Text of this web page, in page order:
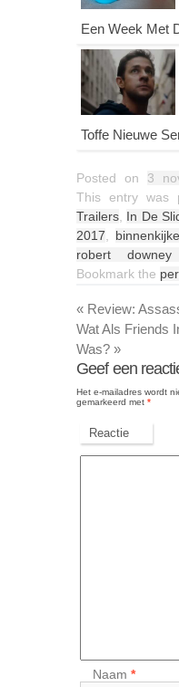
Een Week Met
Toffe Nieuwe
Posted on 3
This entry was
Trailers In De
2017
robert
Bookmark the
« Review:
Wat Als Friends
Was? »
Geef een
Het e-mailadres wordt
gemarkeerd met *
Reactie
Naam*